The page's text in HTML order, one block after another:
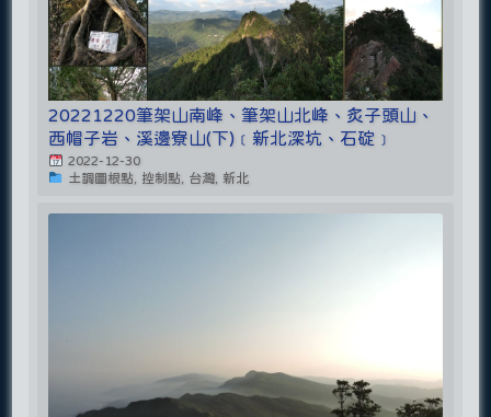
20221220筆架山南峰、筆架山北峰、炙子頭山、
西帽子岩、溪邊寮山(下)﹝新北深坑、石碇﹞
2022-12-30
土調圖根點, 控制點, 台灣, 新北